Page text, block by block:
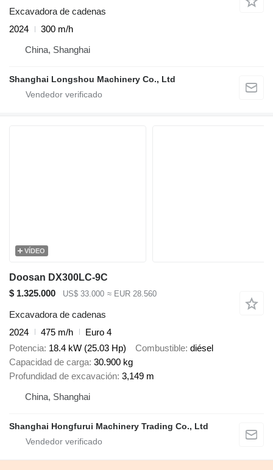
Excavadora de cadenas
2024
300 m/h
China, Shanghai
Shanghai Longshou Machinery Co., Ltd
VÍDEO
Doosan DX300LC-9C
$ 1.325.000
US$ 33.000 ≈ EUR 28.560
Excavadora de cadenas
2024
475 m/h
Euro 4
Potencia 18.4 kW (25.03 Hp) Combustible diésel
Capacidad de carga 30.900 kg
Profundidad de excavación 3,149 m
China, Shanghai
Shanghai Hongfurui Machinery Trading Co., Ltd